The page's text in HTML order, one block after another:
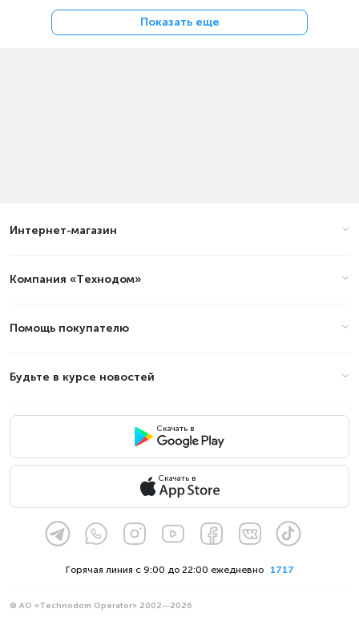
Показать еще
Интернет-магазин
Компания «Технодом»
Помощь покупателю
Будьте в курсе новостей
Скачать в
Скачать в
1717
Горячая линия с 9:00 до 22:00 ежедневно
© АО «Technodom Operator» 2002—2026